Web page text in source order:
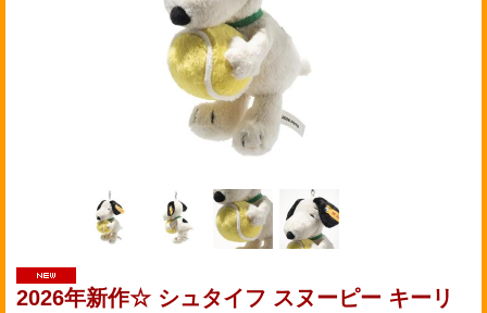
2026年新作☆ シュタイフ スヌーピー キーリ